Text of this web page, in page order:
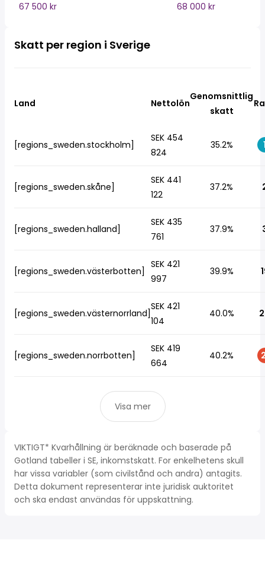
67 500 kr
68 000 kr
Skatt per region i Sverige
Land Nettolön
Genomsnittlig
skatt
[regions_sweden.stockholm]
SEK 454
824
35.2%
[regions_sweden.skåne]
SEK 441
122
37.2%
[regions_sweden.halland]
SEK 435
761
37.9%
[regions_sweden.västerbotten]
SEK 421
997
39.9%
[regions_sweden.västernorrland]
SEK 421
104
40.0%
[regions_sweden.norrbotten]
SEK 419
664
40.2%
Visa mer
VIKTIGT* Kvarhållning är beräknade och baserade på
Gotland tabeller i SE, inkomstskatt. For enkelhetens skull
har vissa variabler (som civilstånd och andra) antagits.
Detta dokument representerar inte juridisk auktoritet
och ska endast användas för uppskattning.